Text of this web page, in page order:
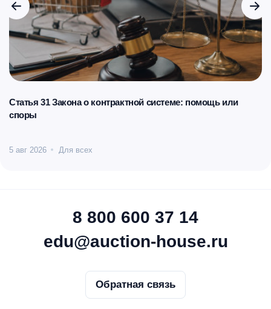
Статья 31 Закона о контрактной системе: помощь или
споры
5 авг 2026 Для всех
8 800 600 37 14
edu@auction-house.ru
Обратная связь